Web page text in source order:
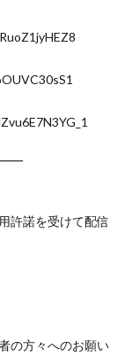
許諾を受けて配信
の方々へのお願い